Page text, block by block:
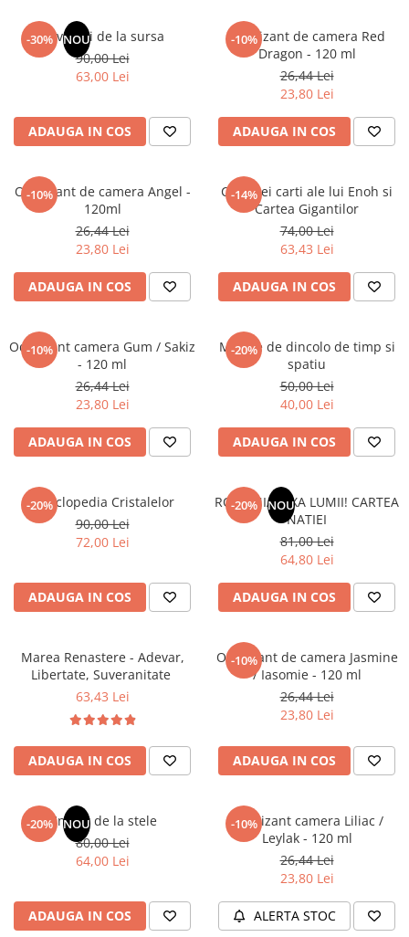
Medicina & Farmacie
Medicina Pentru Toti
Sport
Terapii Alternative
AudioBook
Beletristica
Biografii, Memorii, Jurnale
Carti erotice
Adult
Crime, Thriller, Mistery
Literatura Romana
Poezie
romantice
Senzatii/Dragoste
Senzatii/Erotic
Senzatii/Thriller
Teatru
Teens Book Club
Birotica & Papetarie
Adezivi si benzi adezive
Accesorii Arhivare
Instrumente de scris
Organizare si Arhivare
-30% NOU
Revelatii de la sursa
90,00 Lei
63,00 Lei
ADAUGA IN COS
-10%
Odorizant de camera Red
Dragon - 120 ml
26,44 Lei
23,80 Lei
ADAUGA IN COS
-10%
Odorizant de camera Angel -
120ml
26,44 Lei
23,80 Lei
ADAUGA IN COS
-14%
Cele trei carti ale lui Enoh si
Cartea Gigantilor
74,00 Lei
63,43 Lei
ADAUGA IN COS
-10%
Odorizant camera Gum / Sakiz
- 120 ml
26,44 Lei
23,80 Lei
ADAUGA IN COS
-20%
Mesaje de dincolo de timp si
spatiu
50,00 Lei
40,00 Lei
ADAUGA IN COS
-20%
Enciclopedia Cristalelor
90,00 Lei
72,00 Lei
ADAUGA IN COS
-20% NOU
ROMANIA, AXA LUMII! CARTEA
NATIEI
81,00 Lei
64,80 Lei
ADAUGA IN COS
Marea Renastere - Adevar,
Libertate, Suveranitate
63,43 Lei
ADAUGA IN COS
-10%
Odorizant de camera Jasmine
/ Iasomie - 120 ml
26,44 Lei
23,80 Lei
ADAUGA IN COS
-20% NOU
Un dar de la stele
80,00 Lei
64,00 Lei
ADAUGA IN COS
-10%
Odorizant camera Liliac /
Leylak - 120 ml
26,44 Lei
23,80 Lei
ALERTA STOC